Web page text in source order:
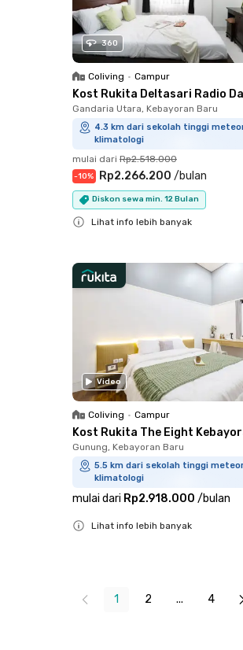
360
Coliving • Campur
Kost Rukita Deltasari Radio
Gandaria Utara, Kebayoran Baru
4.3 km dari sekolah tinggi
klimatologi
mulai dari Rp2.518.000
-10% Rp2.266.200 /bulan
Diskon sewa min. 12 Bulan
Lihat info lebih banyak
Video
Coliving • Campur
Kost Rukita The Eight
Gunung, Kebayoran Baru
5.5 km dari sekolah tinggi
klimatologi
mulai dari Rp2.918.000 /bulan
Lihat info lebih banyak
1 2 ... 4